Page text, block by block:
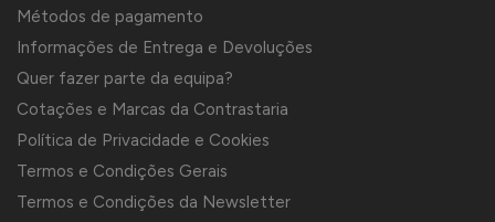
Métodos de pagamento
Informações de Entrega e Devoluções
Quer fazer parte da equipa?
Cotações e Marcas da Contrastaria
Política de Privacidade e Cookies
Termos e Condições Gerais
Termos e Condições da Newsletter